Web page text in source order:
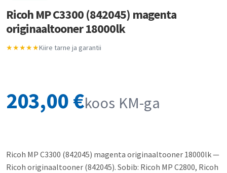
Ricoh MP C3300 (842045) magenta
originaaltooner 18000lk
★★★★★Kiire tarne ja garantii
203,00€koos KM-ga
Ricoh MP C3300 (842045) magenta originaaltooner 18000lk —
Ricoh originaaltooner (842045). Sobib: Ricoh MP C2800, Ricoh